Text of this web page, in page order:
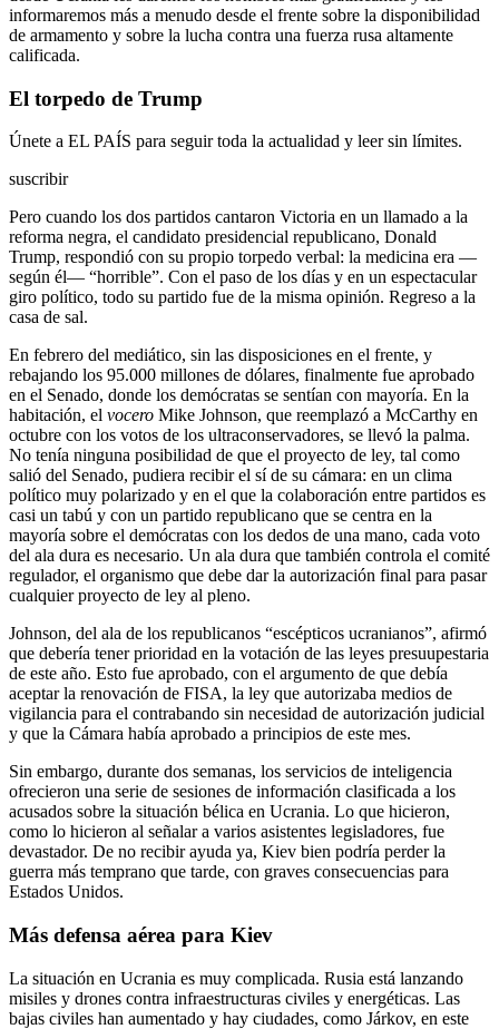
informaremos más a menudo desde el frente sobre la disponibilidad
de armamento y sobre la lucha contra una fuerza rusa altamente
calificada.
El torpedo de Trump
Únete a EL PAÍS para seguir toda la actualidad y leer sin límites.
suscribir
Pero cuando los dos partidos cantaron Victoria en un llamado a la
reforma negra, el candidato presidencial republicano, Donald
Trump, respondió con su propio torpedo verbal: la medicina era —
según él— “horrible”. Con el paso de los días y en un espectacular
giro político, todo su partido fue de la misma opinión. Regreso a la
casa de sal.
En febrero del mediático, sin las disposiciones en el frente, y
rebajando los 95.000 millones de dólares, finalmente fue aprobado
en el Senado, donde los demócratas se sentían con mayoría. En la
habitación, el vocero Mike Johnson, que reemplazó a McCarthy en
octubre con los votos de los ultraconservadores, se llevó la palma.
No tenía ninguna posibilidad de que el proyecto de ley, tal como
salió del Senado, pudiera recibir el sí de su cámara: en un clima
político muy polarizado y en el que la colaboración entre partidos es
casi un tabú y con un partido republicano que se centra en la
mayoría sobre el demócratas con los dedos de una mano, cada voto
del ala dura es necesario. Un ala dura que también controla el comité
regulador, el organismo que debe dar la autorización final para pasar
cualquier proyecto de ley al pleno.
Johnson, del ala de los republicanos “escépticos ucranianos”, afirmó
que debería tener prioridad en la votación de las leyes presuupestaria
de este año. Esto fue aprobado, con el argumento de que debía
aceptar la renovación de FISA, la ley que autorizaba medios de
vigilancia para el contrabando sin necesidad de autorización judicial
y que la Cámara había aprobado a principios de este mes.
Sin embargo, durante dos semanas, los servicios de inteligencia
ofrecieron una serie de sesiones de información clasificada a los
acusados ​​sobre la situación bélica en Ucrania. Lo que hicieron,
como lo hicieron al señalar a varios asistentes legisladores, fue
devastador. De no recibir ayuda ya, Kiev bien podría perder la
guerra más temprano que tarde, con graves consecuencias para
Estados Unidos.
Más defensa aérea para Kiev
La situación en Ucrania es muy complicada. Rusia está lanzando
misiles y drones contra infraestructuras civiles y energéticas. Las
bajas civiles han aumentado y hay ciudades, como Járkov, en este